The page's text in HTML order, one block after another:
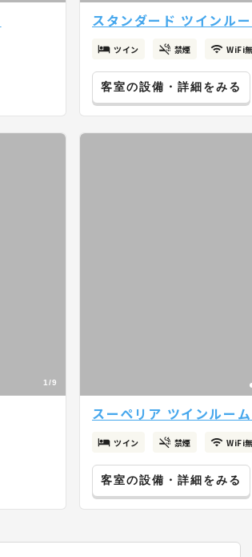
スタンダード ツインル
ツイン 禁煙 WiFi
客室の設備・詳細をみる
1/9
スーペリア ツインルー
ツイン 禁煙 WiFi
客室の設備・詳細をみる